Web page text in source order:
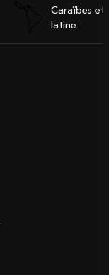
Caraïbes et
latine